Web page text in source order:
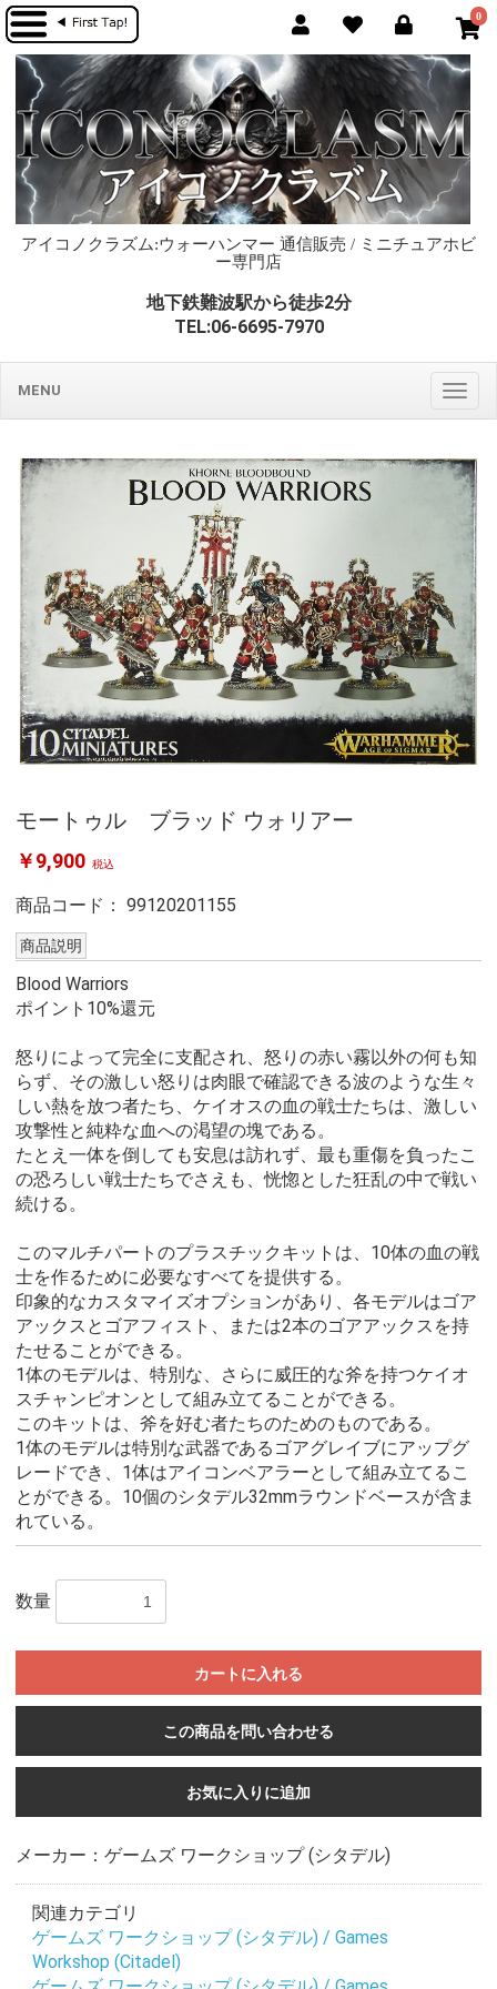
0
アイコノクラズム:ウォーハンマー 通信販売 / ミニチュアホビ
ー専門店
地下鉄難波駅から徒歩2分
TEL:06-6695-7970
MENU
モートゥル ブラッド ウォリアー
￥9,900 税込
商品コード： 99120201155
商品説明
Blood Warriors
ポイント10%還元
怒りによって完全に支配され、怒りの赤い霧以外の何も知
らず、その激しい怒りは肉眼で確認できる波のような生々
しい熱を放つ者たち、ケイオスの血の戦士たちは、激しい
攻撃性と純粋な血への渇望の塊である。
たとえ一体を倒しても安息は訪れず、最も重傷を負ったこ
の恐ろしい戦士たちでさえも、恍惚とした狂乱の中で戦い
続ける。
このマルチパートのプラスチックキットは、10体の血の戦
士を作るために必要なすべてを提供する。
印象的なカスタマイズオプションがあり、各モデルはゴア
アックスとゴアフィスト、または2本のゴアアックスを持
たせることができる。
1体のモデルは、特別な、さらに威圧的な斧を持つケイオ
スチャンピオンとして組み立てることができる。
このキットは、斧を好む者たちのためのものである。
1体のモデルは特別な武器であるゴアグレイブにアップグ
レードでき、1体はアイコンベアラーとして組み立てるこ
とができる。10個のシタデル32mmラウンドベースが含ま
れている。
数量
カートに入れる
この商品を問い合わせる
お気に入りに追加
メーカー：ゲームズ ワークショップ (シタデル)
関連カテゴリ
ゲームズ ワークショップ (シタデル) / Games
Workshop (Citadel)